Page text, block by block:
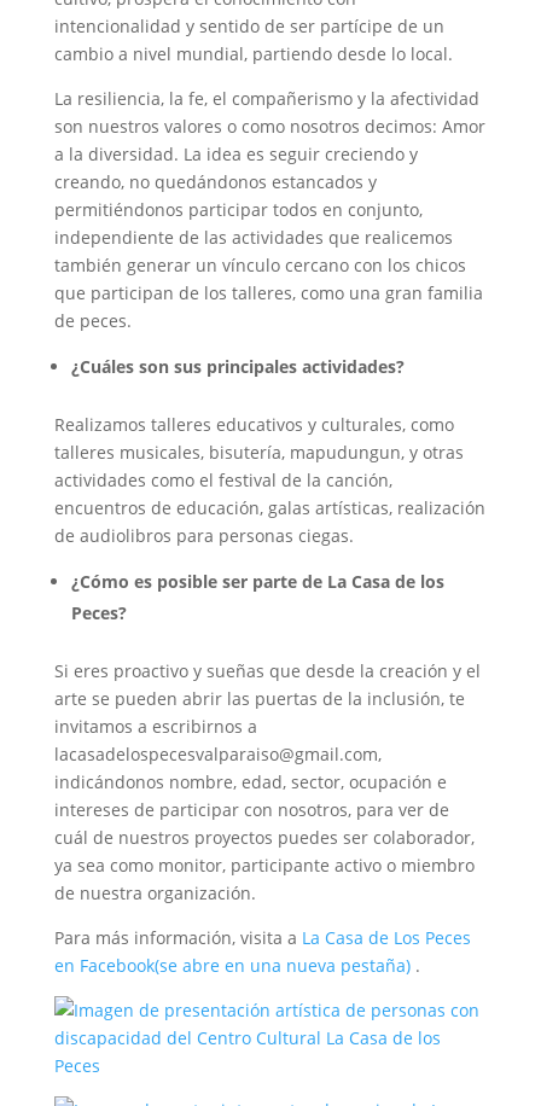
intencionalidad y sentido de ser partícipe de un
cambio a nivel mundial, partiendo desde lo local.
La resiliencia, la fe, el compañerismo y la afectividad
son nuestros valores o como nosotros decimos: Amor
a la diversidad. La idea es seguir creciendo y
creando, no quedándonos estancados y
permitiéndonos participar todos en conjunto,
independiente de las actividades que realicemos
también generar un vínculo cercano con los chicos
que participan de los talleres, como una gran familia
de peces.
¿Cuáles son sus principales actividades?
Realizamos talleres educativos y culturales, como
talleres musicales, bisutería, mapudungun, y otras
actividades como el festival de la canción,
encuentros de educación, galas artísticas, realización
de audiolibros para personas ciegas.
¿Cómo es posible ser parte de La Casa de los
Peces?
Si eres proactivo y sueñas que desde la creación y el
arte se pueden abrir las puertas de la inclusión, te
invitamos a escribirnos a
lacasadelospecesvalparaiso@gmail.com,
indicándonos nombre, edad, sector, ocupación e
intereses de participar con nosotros, para ver de
cuál de nuestros proyectos puedes ser colaborador,
ya sea como monitor, participante activo o miembro
de nuestra organización.
Para más información, visita a La Casa de Los Peces
en Facebook(se abre en una nueva pestaña) .